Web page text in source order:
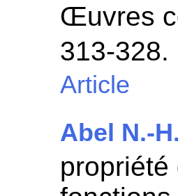
Œuvres
313-328.
Article
Abel N.-H.